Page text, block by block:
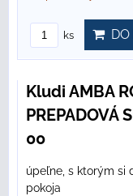
ks DO
Kludi AMBA
PREPADOVÁ
00
úpeľne, s ktorým si
pokoja